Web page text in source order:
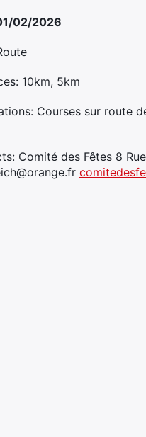
02/2026
10km, 5km
Courses sur route
Comité des Fêtes 8